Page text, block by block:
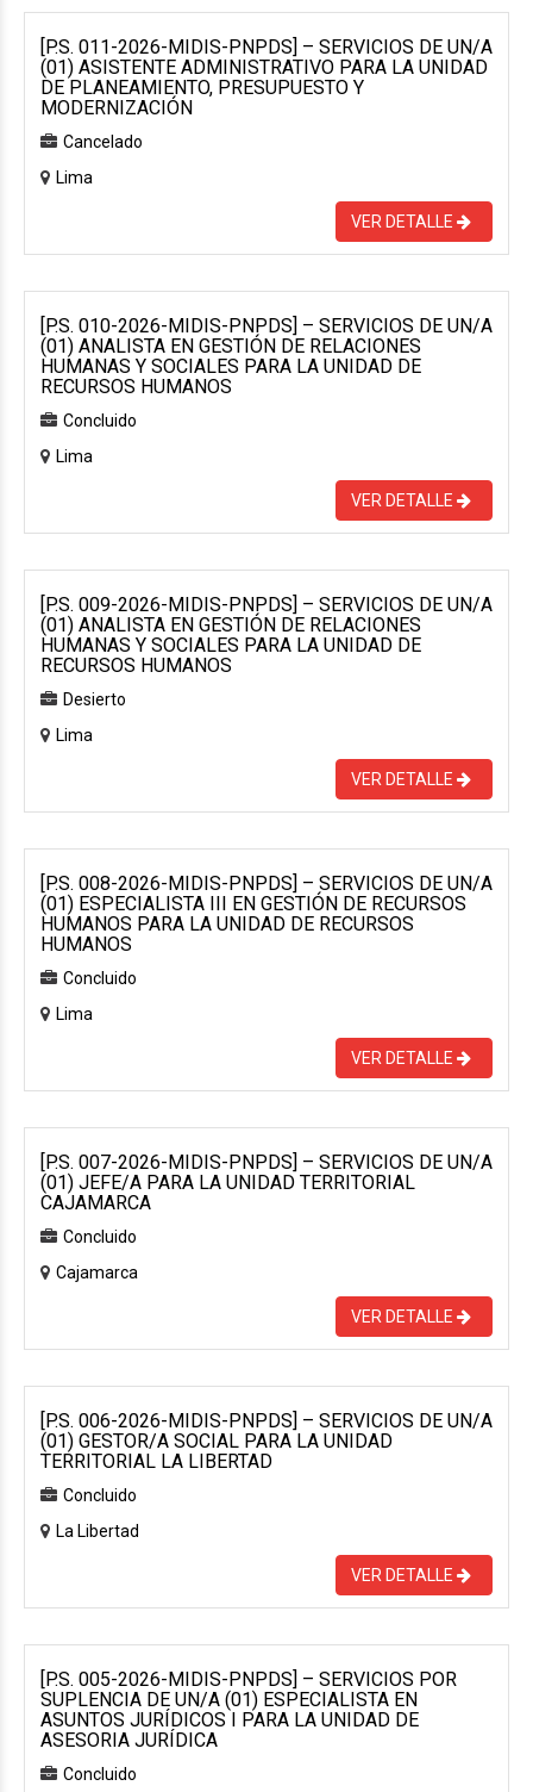
[P.S. 011-2026-MIDIS-PNPDS] – SERVICIOS DE UN/A
(01) ASISTENTE ADMINISTRATIVO PARA LA UNIDAD
DE PLANEAMIENTO, PRESUPUESTO Y
MODERNIZACIÓN
Cancelado
Lima
VER DETALLE
[P.S. 010-2026-MIDIS-PNPDS] – SERVICIOS DE UN/A
(01) ANALISTA EN GESTIÓN DE RELACIONES
HUMANAS Y SOCIALES PARA LA UNIDAD DE
RECURSOS HUMANOS
Concluido
Lima
VER DETALLE
[P.S. 009-2026-MIDIS-PNPDS] – SERVICIOS DE UN/A
(01) ANALISTA EN GESTIÓN DE RELACIONES
HUMANAS Y SOCIALES PARA LA UNIDAD DE
RECURSOS HUMANOS
Desierto
Lima
VER DETALLE
[P.S. 008-2026-MIDIS-PNPDS] – SERVICIOS DE UN/A
(01) ESPECIALISTA III EN GESTIÓN DE RECURSOS
HUMANOS PARA LA UNIDAD DE RECURSOS
HUMANOS
Concluido
Lima
VER DETALLE
[P.S. 007-2026-MIDIS-PNPDS] – SERVICIOS DE UN/A
(01) JEFE/A PARA LA UNIDAD TERRITORIAL
CAJAMARCA
Concluido
Cajamarca
VER DETALLE
[P.S. 006-2026-MIDIS-PNPDS] – SERVICIOS DE UN/A
(01) GESTOR/A SOCIAL PARA LA UNIDAD
TERRITORIAL LA LIBERTAD
Concluido
La Libertad
VER DETALLE
[P.S. 005-2026-MIDIS-PNPDS] – SERVICIOS POR
SUPLENCIA DE UN/A (01) ESPECIALISTA EN
ASUNTOS JURÍDICOS I PARA LA UNIDAD DE
ASESORIA JURÍDICA
Concluido